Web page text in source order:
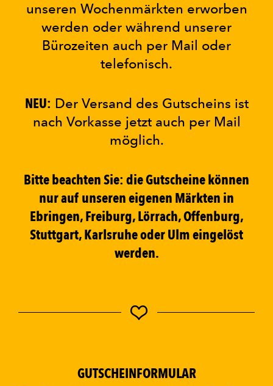
unseren Wochenmärkten erworben
werden oder während unserer
Bürozeiten auch per Mail oder
telefonisch.
NEU: Der Versand des Gutscheins ist
nach Vorkasse jetzt auch per Mail
möglich.
Bitte beachten Sie: die Gutscheine können
nur auf unseren eigenen Märkten in
Ebringen, Freiburg, Lörrach, Offenburg,
Stuttgart, Karlsruhe oder Ulm eingelöst
werden.
GUTSCHEINFORMULAR